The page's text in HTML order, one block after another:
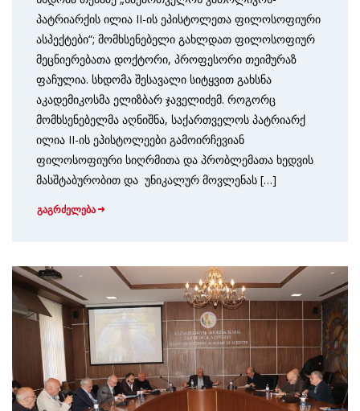
პატრიარქის ილია II-ის ეპისტოლეთა ფილოსოფიური
ასპექტები“; მომხსენებელი გახლდათ ფილოსოფიურ
მეცნიერებათა დოქტორი, პროფესორი თეიმურაზ
ფაჩულია. სხდომა შესავალი სიტყვით გახსნა
აკადემიკოსმა ელიზბარ ჯაველიძემ. როგორც
მომხსენებელმა აღნიშნა, საქართველოს პატრიარქ
ილია II-ის ეპისტოლეები გამოირჩევიან
ფილოსოფიური სიღრმითა და პრობლემათა ხედვის
მასშტაბურობით და უნიკალურ მოვლენას […]
გაგრძელება